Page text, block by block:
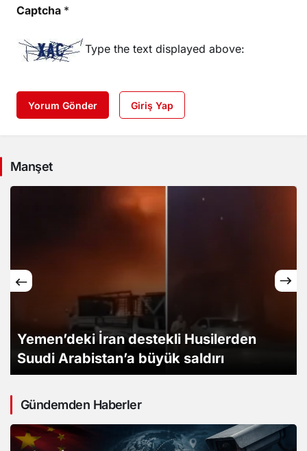
Captcha *
Type the text displayed above:
Yorum Gönder Giriş Yap
Manşet
Yemen’deki İran destekli Husilerden
Suudi Arabistan’a büyük saldırı
Gündemden Haberler